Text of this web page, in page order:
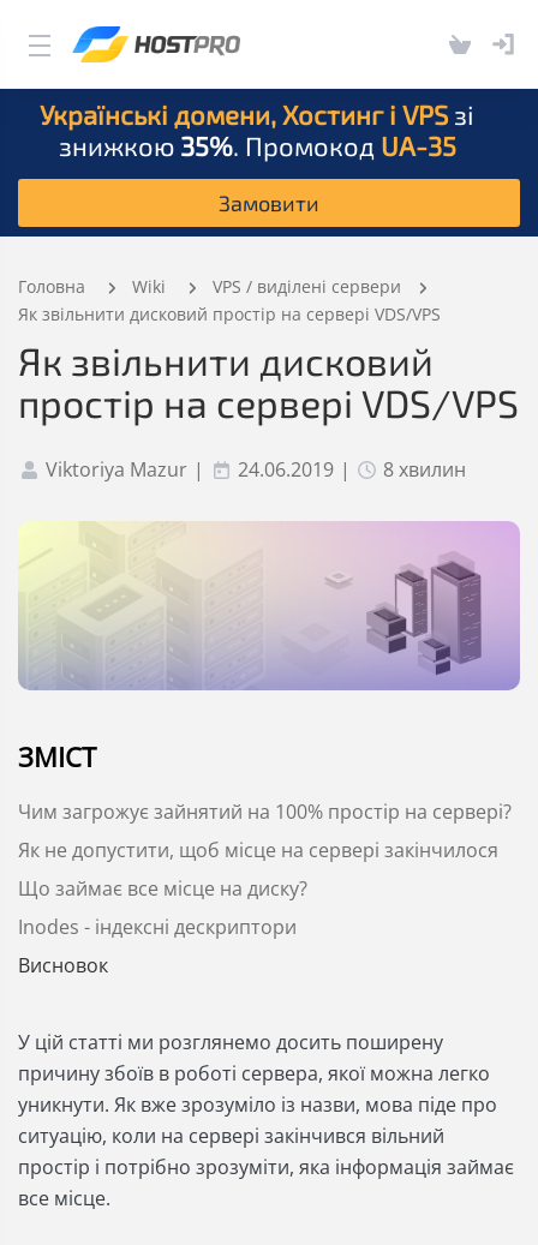
Українські домени, Хостинг і VPS зі
знижкою 35%. Промокод UA-35
Замовити
Головна Wiki
VPS / виділені сервери
Як звільнити дисковий простір на сервері VDS/VPS
Як звільнити дисковий
простір на сервері VDS/VPS
Viktoriya Mazur | 24.06.2019 | 8 хвилин
ЗМІСТ
Чим загрожує зайнятий на 100% простір на сервері?
Як не допустити, щоб місце на сервері закінчилося
Що займає все місце на диску?
Inodes - індексні дескриптори
Висновок
У цій статті ми розглянемо досить поширену
причину збоїв в роботі сервера, якої можна легко
уникнути. Як вже зрозуміло із назви, мова піде про
ситуацію, коли на сервері закінчився вільний
простір і потрібно зрозуміти, яка інформація займає
все місце.